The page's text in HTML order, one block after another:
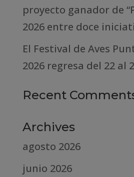
proyecto ganador de
2026 entre doce
El Festival de Aves
2026 regresa del 22 al
Recent
Archives
agosto 2026
junio 2026